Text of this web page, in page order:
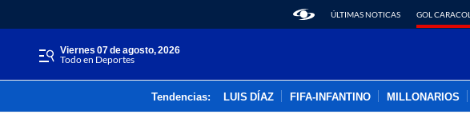
ÚLTIMAS NOTICAS GOL CARACOL
viernes 07 de agosto, 2026
Todo en Deportes
Tendencias: LUIS DÍAZ FIFA-INFANTINO MILLONARIOS